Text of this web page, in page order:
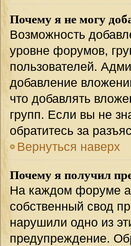
Почему я не могу
Возможность
уровне форумов,
пользователей.
добавление
что добавлять
групп. Если вы не
обратитесь за
Вернуться наверх
Почему я получил
На каждом форуме
собственный свод
нарушили одно из
предупреждение.